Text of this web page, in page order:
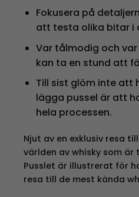
Fokusera på
att testa olika bitar i
Var tålmodig och
kan ta en stund att
Till sist glöm inte att
lägga pussel är att
hela processen.
Njut av en exklusiv resa
världen av whisky som är
Pusslet är illustrerat för
resa till de mest kända